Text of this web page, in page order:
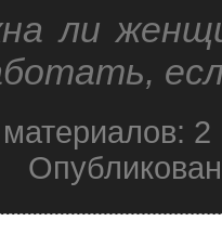
ли
материалов: